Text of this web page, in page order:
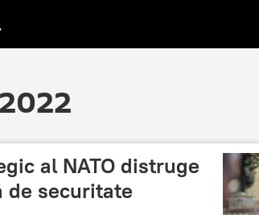
al NATO distruge
de securitate